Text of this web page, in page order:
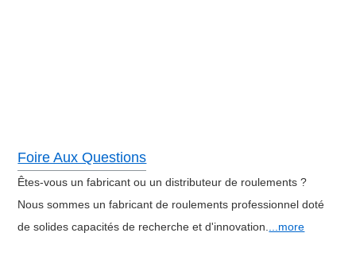
Foire Aux Questions
Êtes-vous un fabricant ou un distributeur de roulements ?
Nous sommes un fabricant de roulements professionnel doté
de solides capacités de recherche et d'innovation....more